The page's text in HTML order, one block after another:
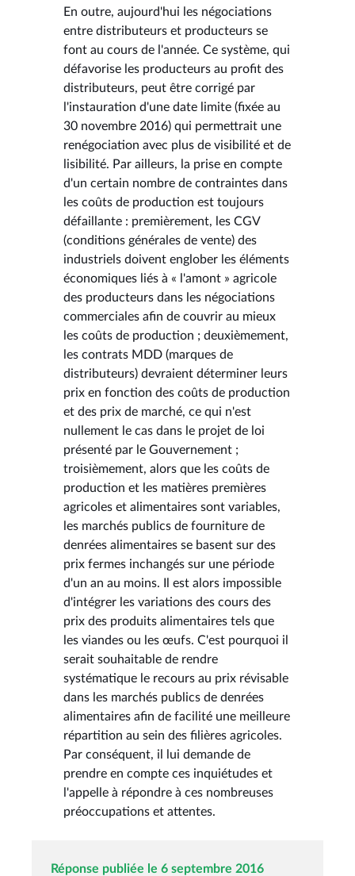
En outre, aujourd'hui les négociations
entre distributeurs et producteurs se
font au cours de l'année. Ce système, qui
défavorise les producteurs au profit des
distributeurs, peut être corrigé par
l'instauration d'une date limite (fixée au
30 novembre 2016) qui permettrait une
renégociation avec plus de visibilité et de
lisibilité. Par ailleurs, la prise en compte
d'un certain nombre de contraintes dans
les coûts de production est toujours
défaillante : premièrement, les CGV
(conditions générales de vente) des
industriels doivent englober les éléments
économiques liés à « l'amont » agricole
des producteurs dans les négociations
commerciales afin de couvrir au mieux
les coûts de production ; deuxièmement,
les contrats MDD (marques de
distributeurs) devraient déterminer leurs
prix en fonction des coûts de production
et des prix de marché, ce qui n'est
nullement le cas dans le projet de loi
présenté par le Gouvernement ;
troisièmement, alors que les coûts de
production et les matières premières
agricoles et alimentaires sont variables,
les marchés publics de fourniture de
denrées alimentaires se basent sur des
prix fermes inchangés sur une période
d'un an au moins. Il est alors impossible
d'intégrer les variations des cours des
prix des produits alimentaires tels que
les viandes ou les œufs. C'est pourquoi il
serait souhaitable de rendre
systématique le recours au prix révisable
dans les marchés publics de denrées
alimentaires afin de facilité une meilleure
répartition au sein des filières agricoles.
Par conséquent, il lui demande de
prendre en compte ces inquiétudes et
l'appelle à répondre à ces nombreuses
préoccupations et attentes.
Réponse publiée le 6 septembre 2016